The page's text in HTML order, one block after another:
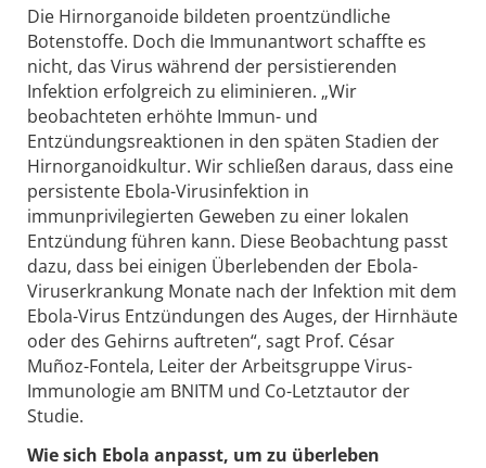
Die Hirnorganoide bildeten proentzündliche
Botenstoffe. Doch die Immunantwort schaffte es
nicht, das Virus während der persistierenden
Infektion erfolgreich zu eliminieren. „Wir
beobachteten erhöhte Immun- und
Entzündungsreaktionen in den späten Stadien der
Hirnorganoidkultur. Wir schließen daraus, dass eine
persistente Ebola-Virusinfektion in
immunprivilegierten Geweben zu einer lokalen
Entzündung führen kann. Diese Beobachtung passt
dazu, dass bei einigen Überlebenden der Ebola-
Viruserkrankung Monate nach der Infektion mit dem
Ebola-Virus Entzündungen des Auges, der Hirnhäute
oder des Gehirns auftreten“, sagt Prof. César
Muñoz-Fontela, Leiter der Arbeitsgruppe Virus-
Immunologie am BNITM und Co-Letztautor der
Studie.
Wie sich Ebola anpasst, um zu überleben